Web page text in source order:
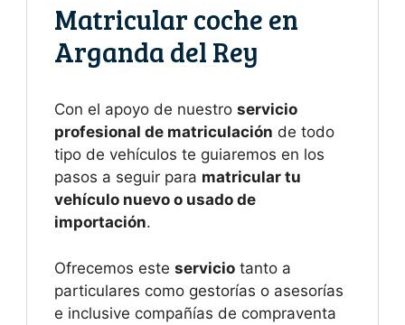
Matricular coche en
Arganda del Rey
Con el apoyo de nuestro servicio
profesional de matriculación de todo
tipo de vehículos te guiaremos en los
pasos a seguir para matricular tu
vehículo nuevo o usado de
importación.
Ofrecemos este servicio tanto a
particulares como gestorías o asesorías
e inclusive compañías de compraventa